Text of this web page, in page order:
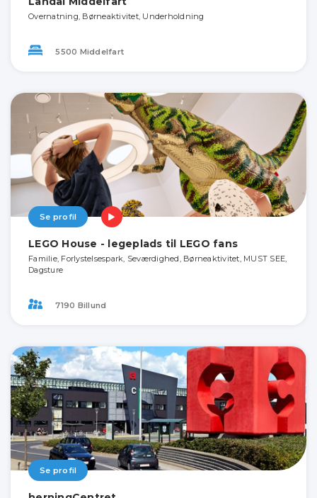
Overnatning, Børneaktivitet, Underholdning
5500 Middelfart
Se profil
LEGO House - legeplads til LEGO fans
Familie, Forlystelsespark, Seværdighed, Børneaktivitet, MUST SEE,
Dagsture
7190 Billund
Se profil